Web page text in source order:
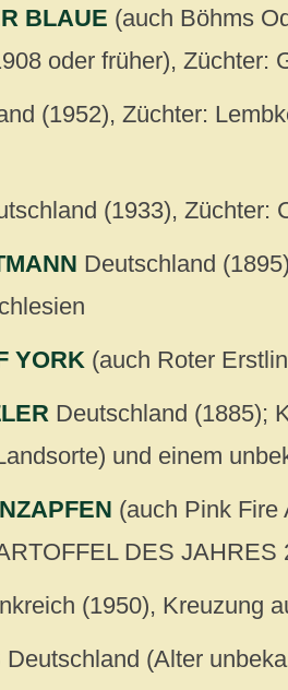
BLAUE (auch Böhms
oder früher), Züchter:
(1952), Züchter:
(1933), Züchter:
Deutschland
YORK (auch Roter
Deutschland (1885);
und einem
(auch Pink Fire
DES JAHRES
(1950), Kreuzung
Deutschland (Alter